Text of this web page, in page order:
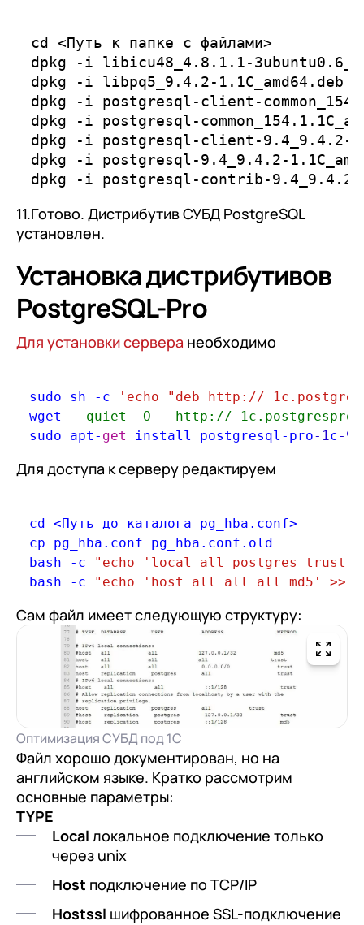
cd <Путь к папке с файлами>
dpkg -i libicu48_4.8.1.1-
dpkg -i libpq5_9.4.2-1.1C_amd64.deb
dpkg -i postgresql-client-
dpkg -i postgresql-
dpkg -i postgresql-client-9.4_9.4.2-
dpkg -i postgresql-9.4_9.4.2-
11.Готово. Дистрибутив СУБД PostgreSQL
установлен.
Установка дистрибутивов
PostgreSQL-Pro
Для установки сервера необходимо
sudo sh - c
'echo "deb http://
wget --quiet -O - http:// 1c.postgrespro.ru/
sudo apt - get install postgresql - pro-1 c-
Для доступа к серверу редактируем
сd <Путь до каталога pg_hba.conf>
cp pg_hba.conf pg_hba.conf.old
bash - c "echo 'local all postgres trust' >
bash - c "echo 'host all all all md5' >>
Сам файл имеет следующую структуру:
Оптимизация СУБД под 1С
Файл хорошо документирован, но на
английском языке. Кратко рассмотрим
основные параметры:
TYPE
Local локальное подключение только
через unix
Host подключение по TCP/IP
Hostssl шифрованное SSL-подключение